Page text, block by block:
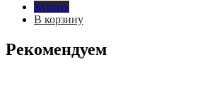
Купить
В корзину
Рекомендуем